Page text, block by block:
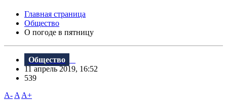
Главная страница
Общество
О погоде в пятницу
Общество
11 апрель 2019, 16:52
539
A- A A+